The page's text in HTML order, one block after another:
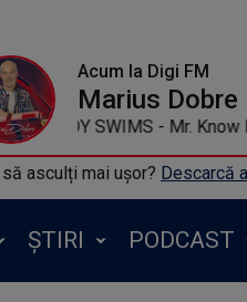
Acum la Digi FM
Marius Dobre
TEDDY SWIMS - Mr.
asculți mai ușor? Descarcă
ȘTIRI PODCAST